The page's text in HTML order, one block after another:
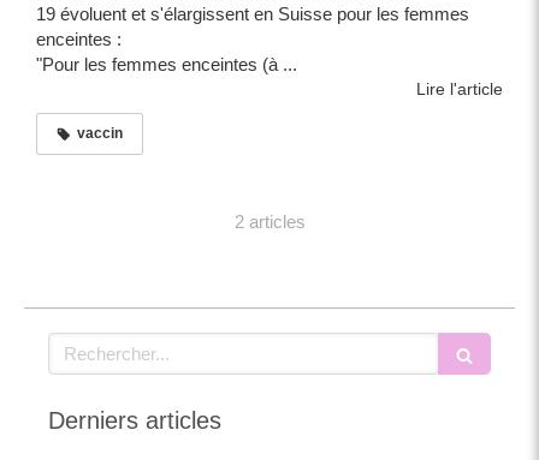
19 évoluent et s'élargissent en Suisse pour les femmes
enceintes :
"Pour les femmes enceintes (à ...
Lire l'article
vaccin
2 articles
Rechercher
Derniers articles